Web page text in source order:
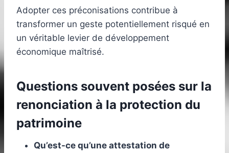
Adopter ces préconisations contribue à
transformer un geste potentiellement risqué en
un véritable levier de développement
économique maîtrisé.
Questions souvent posées sur la
renonciation à la protection du
patrimoine
Qu’est-ce qu’une attestation de